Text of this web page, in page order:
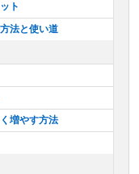
ト
法と使い道
増やす方法